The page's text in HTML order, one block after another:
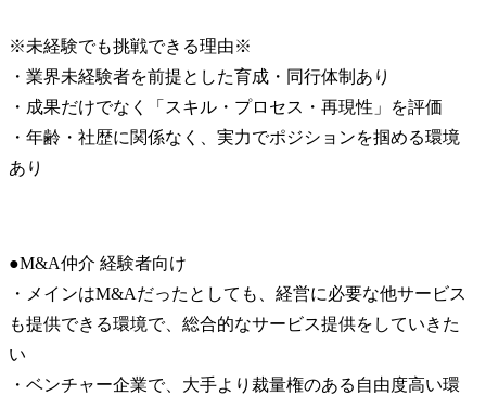
※未経験でも挑戦できる理由※
・業界未経験者を前提とした育成・同行体制あり
・成果だけでなく「スキル・プロセス・再現性」を評価
・年齢・社歴に関係なく、実力でポジションを掴める環境
あり
●M&A仲介 経験者向け
・メインはM&Aだったとしても、経営に必要な他サービス
も提供できる環境で、総合的なサービス提供をしていきた
い
・ベンチャー企業で、大手より裁量権のある自由度高い環